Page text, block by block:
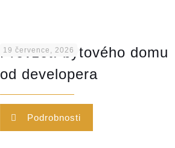
19 července, 2026
Převzetí bytového domu
od developera
Podrobnosti